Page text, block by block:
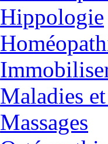
Hippologie
Maladies
Massages